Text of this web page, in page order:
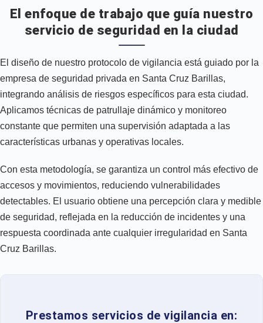
El enfoque de trabajo que guía nuestro
servicio de seguridad en la ciudad
El diseño de nuestro protocolo de vigilancia está guiado por la
empresa de seguridad privada en Santa Cruz Barillas,
integrando análisis de riesgos específicos para esta ciudad.
Aplicamos técnicas de patrullaje dinámico y monitoreo
constante que permiten una supervisión adaptada a las
características urbanas y operativas locales.
Con esta metodología, se garantiza un control más efectivo de
accesos y movimientos, reduciendo vulnerabilidades
detectables. El usuario obtiene una percepción clara y medible
de seguridad, reflejada en la reducción de incidentes y una
respuesta coordinada ante cualquier irregularidad en Santa
Cruz Barillas.
Prestamos servicios de vigilancia en: